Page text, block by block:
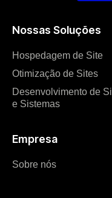
Nossas Soluções
Hospedagem de Site
Otimização de Sites
Desenvolvimento de
e Sistemas
Empresa
Sobre nós